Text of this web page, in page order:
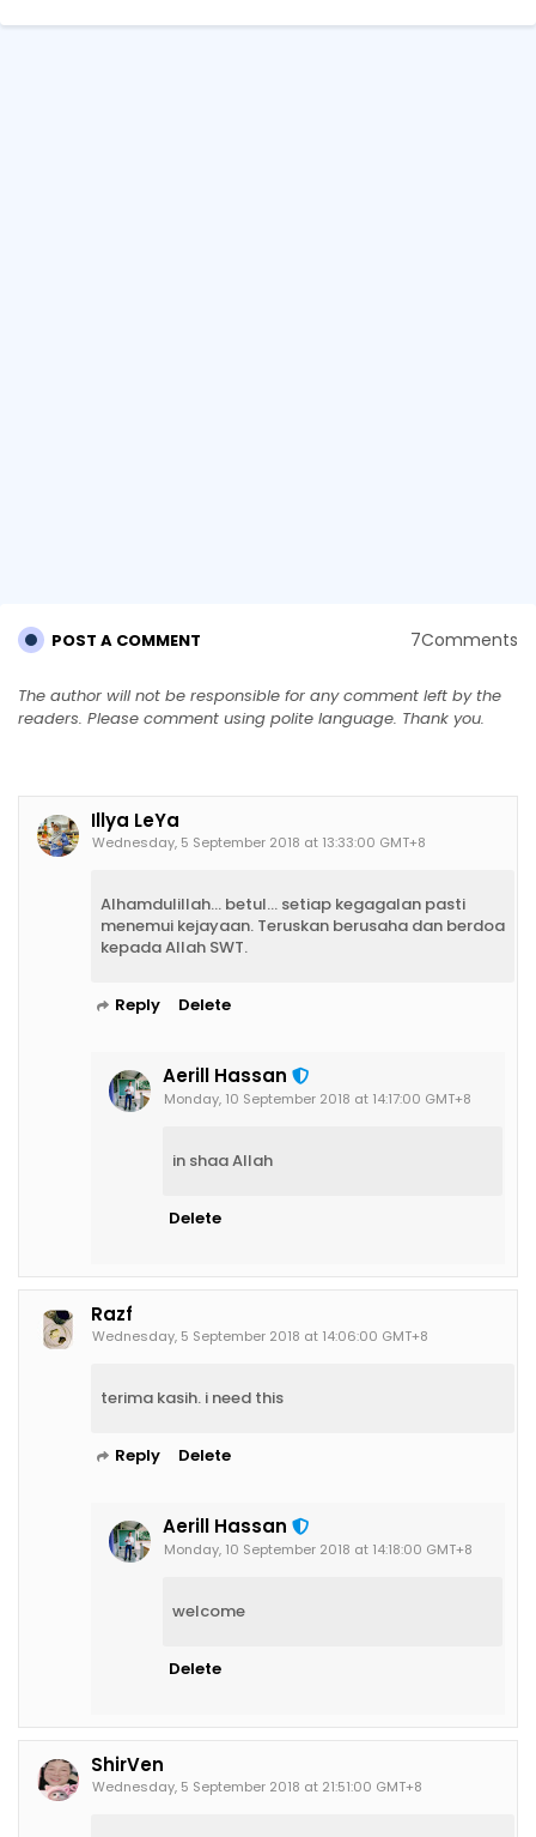
POST A COMMENT 7Comments
The author will not be responsible for any comment left by the
readers. Please comment using polite language. Thank you.
Illya LeYa
Wednesday, 5 September 2018 at 13:33:00 GMT+8
Alhamdulillah... betul... setiap kegagalan pasti
menemui kejayaan. Teruskan berusaha dan berdoa
kepada Allah SWT.
Reply Delete
Aerill Hassan
Monday, 10 September 2018 at 14:17:00 GMT+8
in shaa Allah
Delete
Razf
Wednesday, 5 September 2018 at 14:06:00 GMT+8
terima kasih. i need this
Reply Delete
Aerill Hassan
Monday, 10 September 2018 at 14:18:00 GMT+8
welcome
Delete
ShirVen
Wednesday, 5 September 2018 at 21:51:00 GMT+8